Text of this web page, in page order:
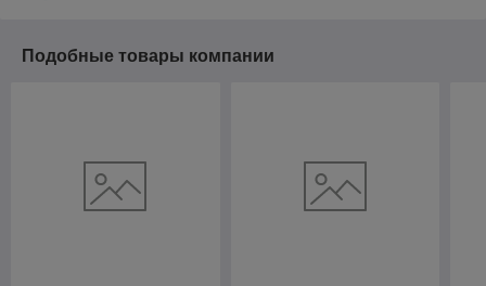
Подобные товары компании